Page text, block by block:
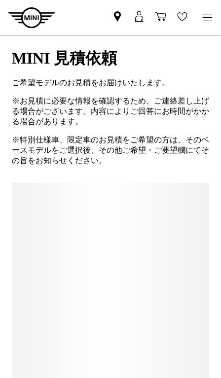
MINI 見積依頼
ご希望モデルのお見積をお届けいたします。
※お見積に必要な情報を確認するため、ご連絡差し上げ
る場合がございます。内容によりご回答にお時間がかか
る場合があります。
※特別仕様車、限定車のお見積をご希望の方は、そのベ
ースモデルをご選択後、その他ご希望・ご要望欄にてそ
の旨をお知らせください。